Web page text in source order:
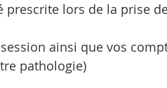
prescrite lors de la prise
ainsi que vos
pathologie)